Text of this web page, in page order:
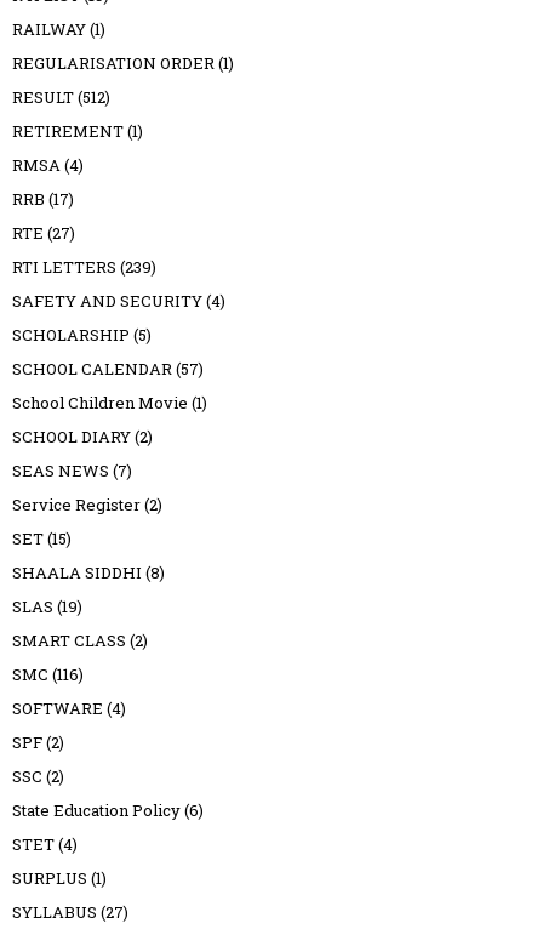
RAILWAY(1)
REGULARISATION ORDER(1)
RESULT(512)
RETIREMENT(1)
RMSA(4)
RRB (17)
RTE (27)
RTI LETTERS (239)
SAFETY AND SECURITY(4)
SCHOLARSHIP (5)
SCHOOL CALENDAR(57)
School Children Movie (1)
SCHOOL DIARY(2)
SEAS NEWS (7)
Service Register(2)
SET(15)
SHAALA SIDDHI (8)
SLAS (19)
SMART CLASS (2)
SMC (116)
SOFTWARE (4)
SPF(2)
SSC (2)
State Education Policy(6)
STET(4)
SURPLUS (1)
SYLLABUS (27)